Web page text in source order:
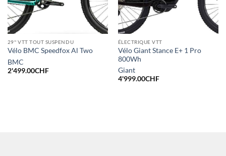
29'' VTT TOUT SUSPENDU
Vélo BMC Speedfox Al Two
BMC
2'499.00CHF
ÉLECTRIQUE VTT
Vélo Giant Stance E+ 1 Pro
800Wh
Giant
4'999.00CHF